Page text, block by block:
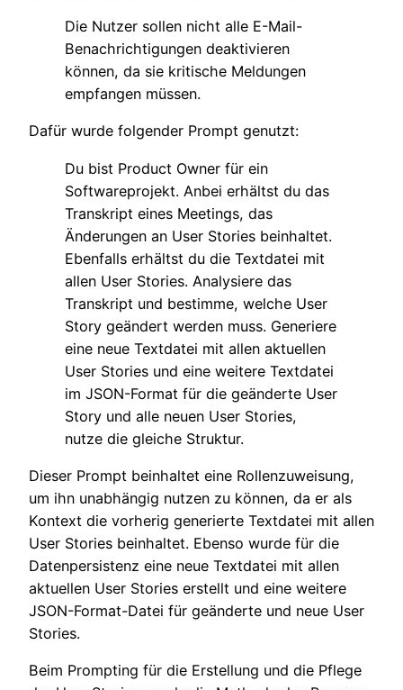
Die Nutzer sollen nicht alle E-Mail-
Benachrichtigungen deaktivieren
können, da sie kritische Meldungen
empfangen müssen.
Dafür wurde folgender Prompt genutzt:
Du bist Product Owner für ein
Softwareprojekt. Anbei erhältst du das
Transkript eines Meetings, das
Änderungen an User Stories beinhaltet.
Ebenfalls erhältst du die Textdatei mit
allen User Stories. Analysiere das
Transkript und bestimme, welche User
Story geändert werden muss. Generiere
eine neue Textdatei mit allen aktuellen
User Stories und eine weitere Textdatei
im JSON-Format für die geänderte User
Story und alle neuen User Stories,
nutze die gleiche Struktur.
Dieser Prompt beinhaltet eine Rollenzuweisung,
um ihn unabhängig nutzen zu können, da er als
Kontext die vorherig generierte Textdatei mit allen
User Stories beinhaltet. Ebenso wurde für die
Datenpersistenz eine neue Textdatei mit allen
aktuellen User Stories erstellt und eine weitere
JSON-Format-Datei für geänderte und neue User
Stories.
Beim Prompting für die Erstellung und die Pflege